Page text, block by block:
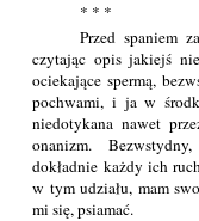
* * *
Przed spaniem
czytając opis jakiejś
ociekające spermą,
pochwami, i ja w
niedotykana nawet
onanizm.
dokładnie każdy ich
w tym udziału, mam
mi się, psiamać.